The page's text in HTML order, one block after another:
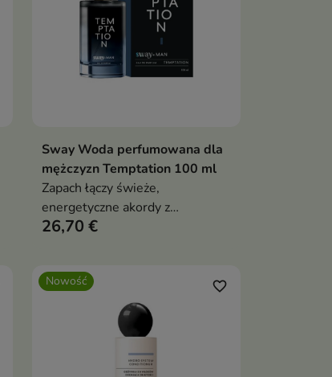
Dodaj do koszyka
Sway Woda perfumowana dla
mężczyzn Temptation 100 ml
Zapach łączy świeże,
energetyczne akordy z
głębokimi, zmysłowymi nutami,
26,70 €
Nowość favorite_border